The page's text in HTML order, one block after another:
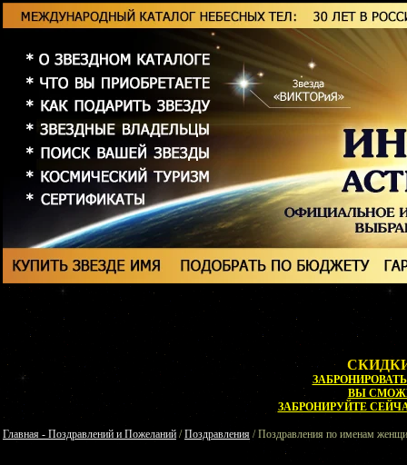
ВЫ
ЗАБРОНИРУЙТЕ
Главная - Поздравлений и Пожеланий /Поздравления / Поздравления по именам